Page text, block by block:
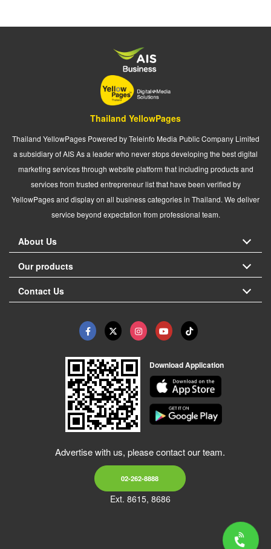
Thailand YellowPages
Thailand YellowPages Powered by Teleinfo Media Public Company Limited
a subsidiary of AIS As a leader who never stops developing the best digital
marketing services through website platform that including products and
services from trusted entrepreneur list that have been verified by
YellowPages and display on all business categories in Thailand. We deliver
service beyond expectation from professional team.
About Us
Our products
Contact Us
Download Application
Advertise with us, please contact our team.
02-262-8888
Ext. 8615, 8686